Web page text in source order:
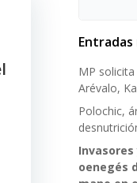
MP
Arévalo,
Polochic,
oenegés